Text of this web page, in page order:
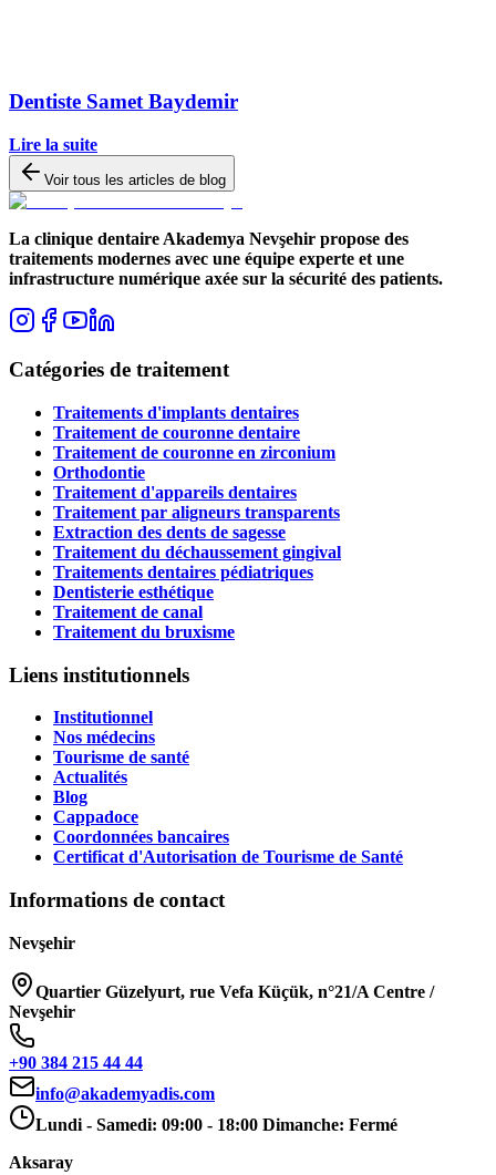
Dentiste Samet Baydemir
Lire la suite
Voir tous les articles de blog
La clinique dentaire Akademya Nevşehir propose des
traitements modernes avec une équipe experte et une
infrastructure numérique axée sur la sécurité des patients.
Catégories de traitement
Traitements d'implants dentaires
Traitement de couronne dentaire
Traitement de couronne en zirconium
Orthodontie
Traitement d'appareils dentaires
Traitement par aligneurs transparents
Extraction des dents de sagesse
Traitement du déchaussement gingival
Traitements dentaires pédiatriques
Dentisterie esthétique
Traitement de canal
Traitement du bruxisme
Liens institutionnels
Institutionnel
Nos médecins
Tourisme de santé
Actualités
Blog
Cappadoce
Coordonnées bancaires
Certificat d'Autorisation de Tourisme de Santé
Informations de contact
Nevşehir
Quartier Güzelyurt, rue Vefa Küçük, n°21/A Centre /
Nevşehir
+90 384 215 44 44
info@akademyadis.com
Lundi - Samedi: 09:00 - 18:00 Dimanche: Fermé
Aksaray